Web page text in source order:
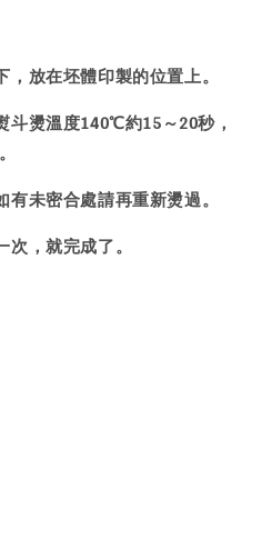
放在坯體印製的位置上。
燙溫度140℃約15～20秒，
未密合處請再重新燙過。
，就完成了。